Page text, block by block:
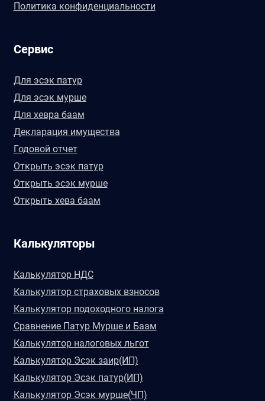
Политика конфиденциальности
Сервис
Для эсэк патур
Для эсэк мурше
Для хевра баам
Декларация имущества
Годовой отчет
Открыть эсэк патур
Открыть эсэк мурше
Открыть хева баам
Калькуляторы
Калькулятор НДС
Калькулятор страховых взносов
Калькулятор подоходного налога
Сравнение Патур Мурше и Баам
Калькулятор налоговых льгот
Калькулятор Эсэк заир(ИП)
Калькулятор Эсэк патур(ИП)
Калькулятор Эсэк мурше(ЧП)